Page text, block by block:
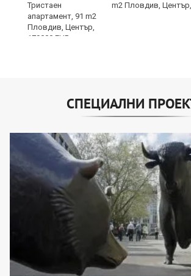
m2 Пловдив, Център,
СПЕЦИАЛНИ